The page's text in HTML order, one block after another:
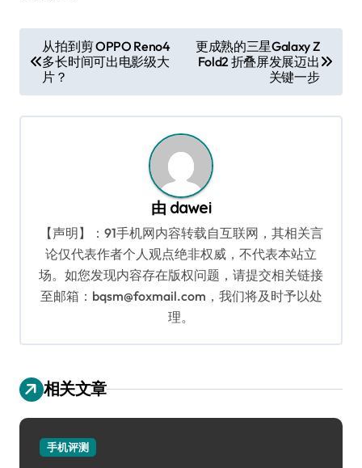
章
导
航
从拍到剪 OPPO Reno4
多长时间可出电影级大
片？
更成熟的三星Galaxy Z
Fold2 折叠屏发展迈出
关键一步
由 dawei
【声明】：91手机网内容转载自互联网，其相关言
论仅代表作者个人观点绝非权威，不代表本站立
场。如您发现内容存在版权问题，请提交相关链接
至邮箱：bqsm@foxmail.com，我们将及时予以处
理。
相关文章
手机评测